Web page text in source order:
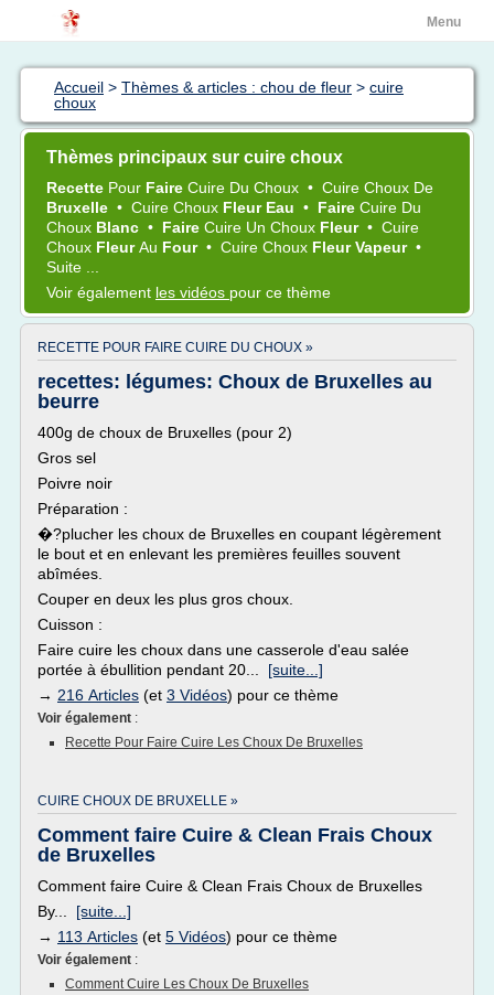
Menu
Accueil > Thèmes & articles : chou de fleur > cuire
choux
Thèmes principaux sur cuire choux
Recette Pour Faire Cuire Du Choux • Cuire Choux De
Bruxelle • Cuire Choux Fleur Eau • Faire Cuire Du
Choux Blanc • Faire Cuire Un Choux Fleur • Cuire
Choux FleurAu Four • Cuire Choux Fleur Vapeur •
Suite ...
Voir également les vidéos pour ce thème
RECETTE POUR FAIRE CUIRE DU CHOUX »
recettes: légumes: Choux de Bruxelles au
beurre
400g de choux de Bruxelles (pour 2)
Gros sel
Poivre noir
Préparation :
�?plucher les choux de Bruxelles en coupant légèrement
le bout et en enlevant les premières feuilles souvent
abîmées.
Couper en deux les plus gros choux.
Cuisson :
Faire cuire les choux dans une casserole d'eau salée
portée à ébullition pendant 20... [suite...]
→ 216 Articles (et 3 Vidéos) pour ce thème
Voir également :
Recette Pour Faire Cuire Les Choux De Bruxelles
CUIRE CHOUX DE BRUXELLE »
Comment faire Cuire & Clean Frais Choux
de Bruxelles
Comment faire Cuire & Clean Frais Choux de Bruxelles
By... [suite...]
→ 113 Articles (et 5 Vidéos) pour ce thème
Voir également :
Comment Cuire Les Choux De Bruxelles